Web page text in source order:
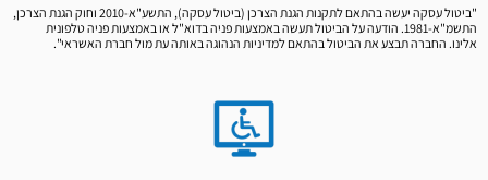
"ביטול עסקה יעשה בהתאם לתקנות הגנת הצרכן (ביטול עסקה), התשע"א-2010 וחוק הגנת הצרכן,
התשמ"א-1981. הודעה על הביטול תעשה באמצעות פניה בדוא"ל או באמצעות פניה טלפונית
אלינו. החברה תבצע את הביטול בהתאם למדיניות הנהוגה באותה עת מול חברת האשראי".